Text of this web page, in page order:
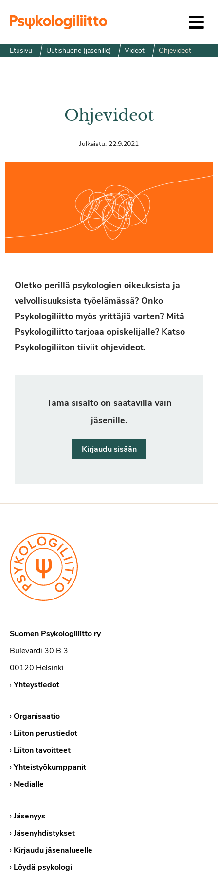
Etusivu Uutishuone (jäsenille) Videot Ohjevideot
Ohjevideot
Julkaistu: 22.9.2021
Oletko perillä psykologien oikeuksista ja
velvollisuuksista työelämässä? Onko
Psykologiliitto myös yrittäjiä varten? Mitä
Psykologiliitto tarjoaa opiskelijalle? Katso
Psykologiliiton tiiviit ohjevideot.
Tämä sisältö on saatavilla vain
jäsenille.
Kirjaudu sisään
Suomen Psykologiliitto ry
Bulevardi 30 B 3
00120 Helsinki
›Yhteystiedot
›Organisaatio
› Liiton perustiedot
› Liiton tavoitteet
›Yhteistyökumppanit
› Medialle
›Jäsenyys
›Jäsenyhdistykset
› Kirjaudu jäsenalueelle
› Löydä psykologi